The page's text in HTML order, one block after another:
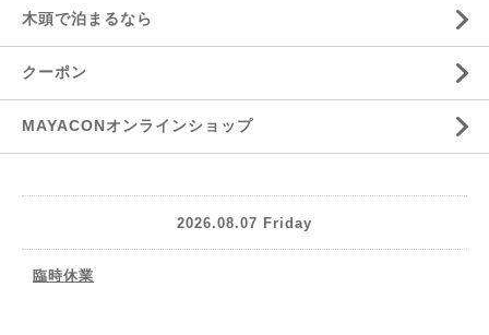
木頭で泊まるなら
クーポン
MAYACONオンラインショップ
2026.08.07 Friday
臨時休業